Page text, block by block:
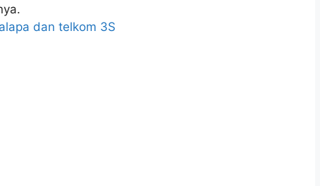
dan telkom 3S